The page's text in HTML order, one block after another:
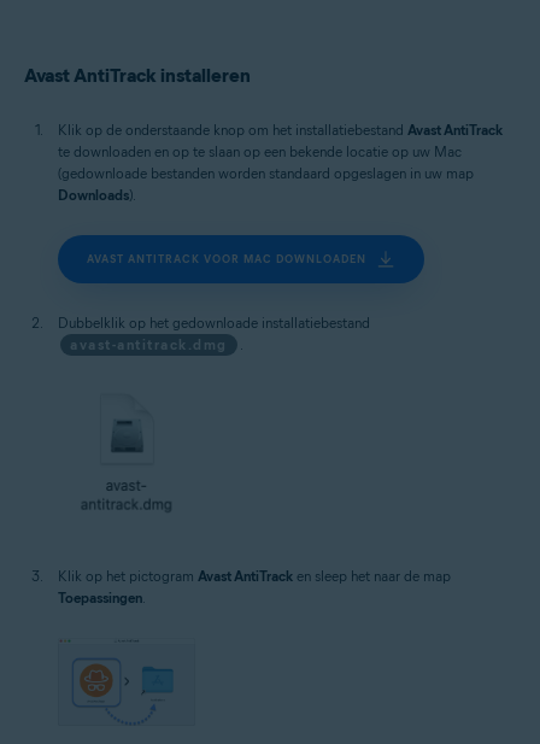
Avast AntiTrack installeren
Klik op de onderstaande knop om het installatiebestand Avast AntiTrack
te downloaden en op te slaan op een bekende locatie op uw Mac
(gedownloade bestanden worden standaard opgeslagen in uw map
Downloads).
AVAST ANTITRACK VOOR MAC DOWNLOADEN
Dubbelklik op het gedownloade installatiebestand
avast-antitrack.dmg
.
Klik op het pictogram Avast AntiTrack en sleep het naar de map
Toepassingen